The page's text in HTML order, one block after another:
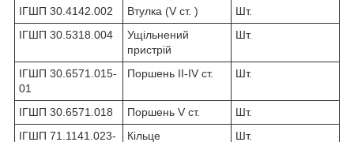
ІГШП 30.4142.002
Втулка (V ст. )
Шт.
ІГШП 30.5318.004
Ущільнений
пристрій
Шт.
ІГШП 30.6571.015-
01
Поршень II-IV ст. Шт.
ІГШП 30.6571.018 Поршень V ст.
Шт.
ІГШП 71.1141.023-
Кільце Шт.